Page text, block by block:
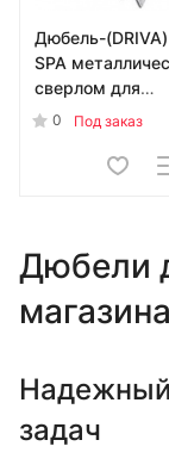
Дюбель-
SPA
сверлом для
гипсокартона
0 Под заказ
Дюбели
задач